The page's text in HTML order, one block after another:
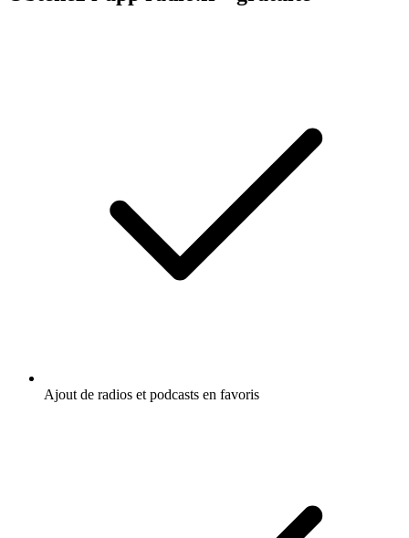
Ajout de radios et podcasts en favoris